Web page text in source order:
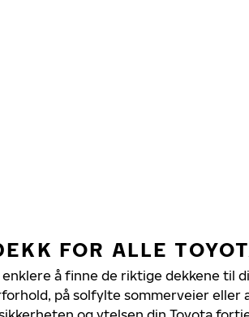
FOR ALLE
å finne de riktige dekkene til
på solfylte sommerveier eller